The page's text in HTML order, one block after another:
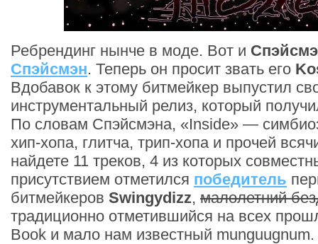
Ребрендинг нынче в моде. Вот и
Спэйсмэн. Теперь он просит звать его
Вдобавок к этому битмейкер выпустил
инструментальный релиз, который
По словам Спэйсмэна, «Inside» —
хип-хопа, глитча, трип-хопа и прочей
найдете 11 треков, 4 из которых
присутствием отметился победитель
битмейкеров Swingydizz, малолетний
традиционно отметившийся на всех
Book и мало нам известный munguugnum.